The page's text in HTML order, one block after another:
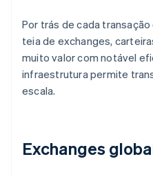
Por trás de cada
teia de exchanges,
muito valor com notável
infraestrutura permite
escala.
Exchanges